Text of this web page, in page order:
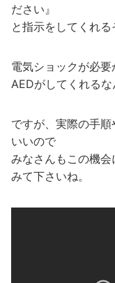
ださい』
と指示をしてくれる
電気ショックが必
AEDがしてくれるな
ですが、実際の手
いいので
みなさんもこの機
みて下さいね。